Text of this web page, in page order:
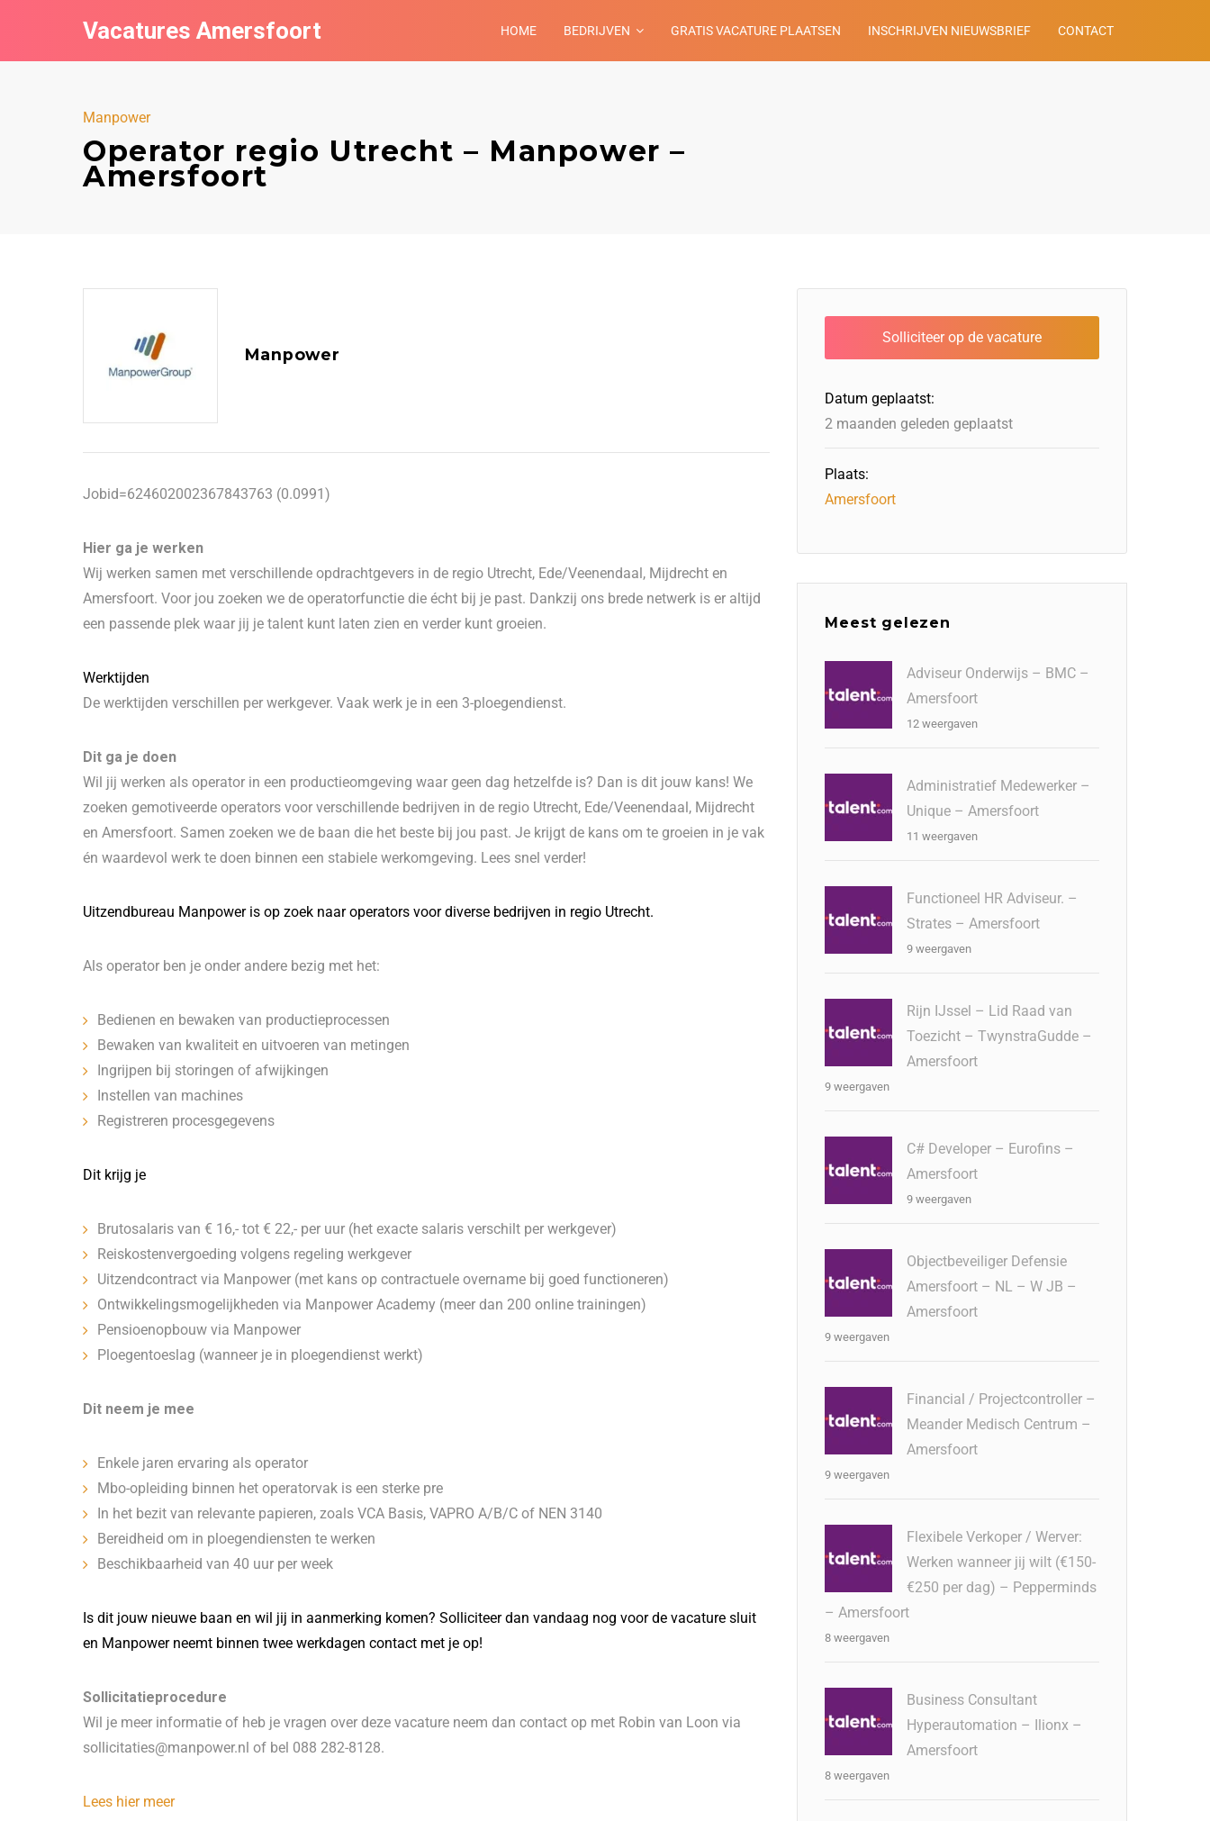
Vacatures Amersfoort HOME BEDRIJVEN GRATIS VACATURE PLAATSEN INSCHRIJVEN NIEUWSBRIEF CONTACT
Manpower
Operator regio Utrecht – Manpower –
Amersfoort
Manpower
Jobid=624602002367843763 (0.0991)
Hier ga je werken
Wij werken samen met verschillende opdrachtgevers in de regio Utrecht, Ede/Veenendaal, Mijdrecht en
Amersfoort. Voor jou zoeken we de operatorfunctie die écht bij je past. Dankzij ons brede netwerk is er altijd
een passende plek waar jij je talent kunt laten zien en verder kunt groeien.
Werktijden
De werktijden verschillen per werkgever. Vaak werk je in een 3-ploegendienst.
Dit ga je doen
Wil jij werken als operator in een productieomgeving waar geen dag hetzelfde is? Dan is dit jouw kans! We
zoeken gemotiveerde operators voor verschillende bedrijven in de regio Utrecht, Ede/Veenendaal, Mijdrecht
en Amersfoort. Samen zoeken we de baan die het beste bij jou past. Je krijgt de kans om te groeien in je vak
én waardevol werk te doen binnen een stabiele werkomgeving. Lees snel verder!
Uitzendbureau Manpower is op zoek naar operators voor diverse bedrijven in regio Utrecht.
Als operator ben je onder andere bezig met het:
Bedienen en bewaken van productieprocessen
Bewaken van kwaliteit en uitvoeren van metingen
Ingrijpen bij storingen of afwijkingen
Instellen van machines
Registreren procesgegevens
Dit krijg je
Brutosalaris van € 16,- tot € 22,- per uur (het exacte salaris verschilt per werkgever)
Reiskostenvergoeding volgens regeling werkgever
Uitzendcontract via Manpower (met kans op contractuele overname bij goed functioneren)
Ontwikkelingsmogelijkheden via Manpower Academy (meer dan 200 online trainingen)
Pensioenopbouw via Manpower
Ploegentoeslag (wanneer je in ploegendienst werkt)
Dit neem je mee
Enkele jaren ervaring als operator
Mbo-opleiding binnen het operatorvak is een sterke pre
In het bezit van relevante papieren, zoals VCA Basis, VAPRO A/B/C of NEN 3140
Bereidheid om in ploegendiensten te werken
Beschikbaarheid van 40 uur per week
Is dit jouw nieuwe baan en wil jij in aanmerking komen? Solliciteer dan vandaag nog voor de vacature sluit
en Manpower neemt binnen twee werkdagen contact met je op!
Sollicitatieprocedure
Wil je meer informatie of heb je vragen over deze vacature neem dan contact op met Robin van Loon via
sollicitaties@manpower.nl of bel 088 282-8128.
Lees hier meer
Datum geplaatst:
2 maanden geleden geplaatst
Plaats:
Amersfoort
Meest gelezen
Adviseur Onderwijs – BMC –
Amersfoort
12 weergaven
Administratief Medewerker –
Unique – Amersfoort
11 weergaven
Functioneel HR Adviseur. –
Strates – Amersfoort
9 weergaven
Rijn IJssel – Lid Raad van
Toezicht – TwynstraGudde –
Amersfoort
9 weergaven
C# Developer – Eurofins –
Amersfoort
9 weergaven
Objectbeveiliger Defensie
Amersfoort – NL – W JB –
Amersfoort
9 weergaven
Financial / Projectcontroller –
Meander Medisch Centrum –
Amersfoort
9 weergaven
Flexibele Verkoper / Werver:
Werken wanneer jij wilt (€150-
€250 per dag) – Pepperminds
– Amersfoort
8 weergaven
Business Consultant
Hyperautomation – Ilionx –
Amersfoort
8 weergaven